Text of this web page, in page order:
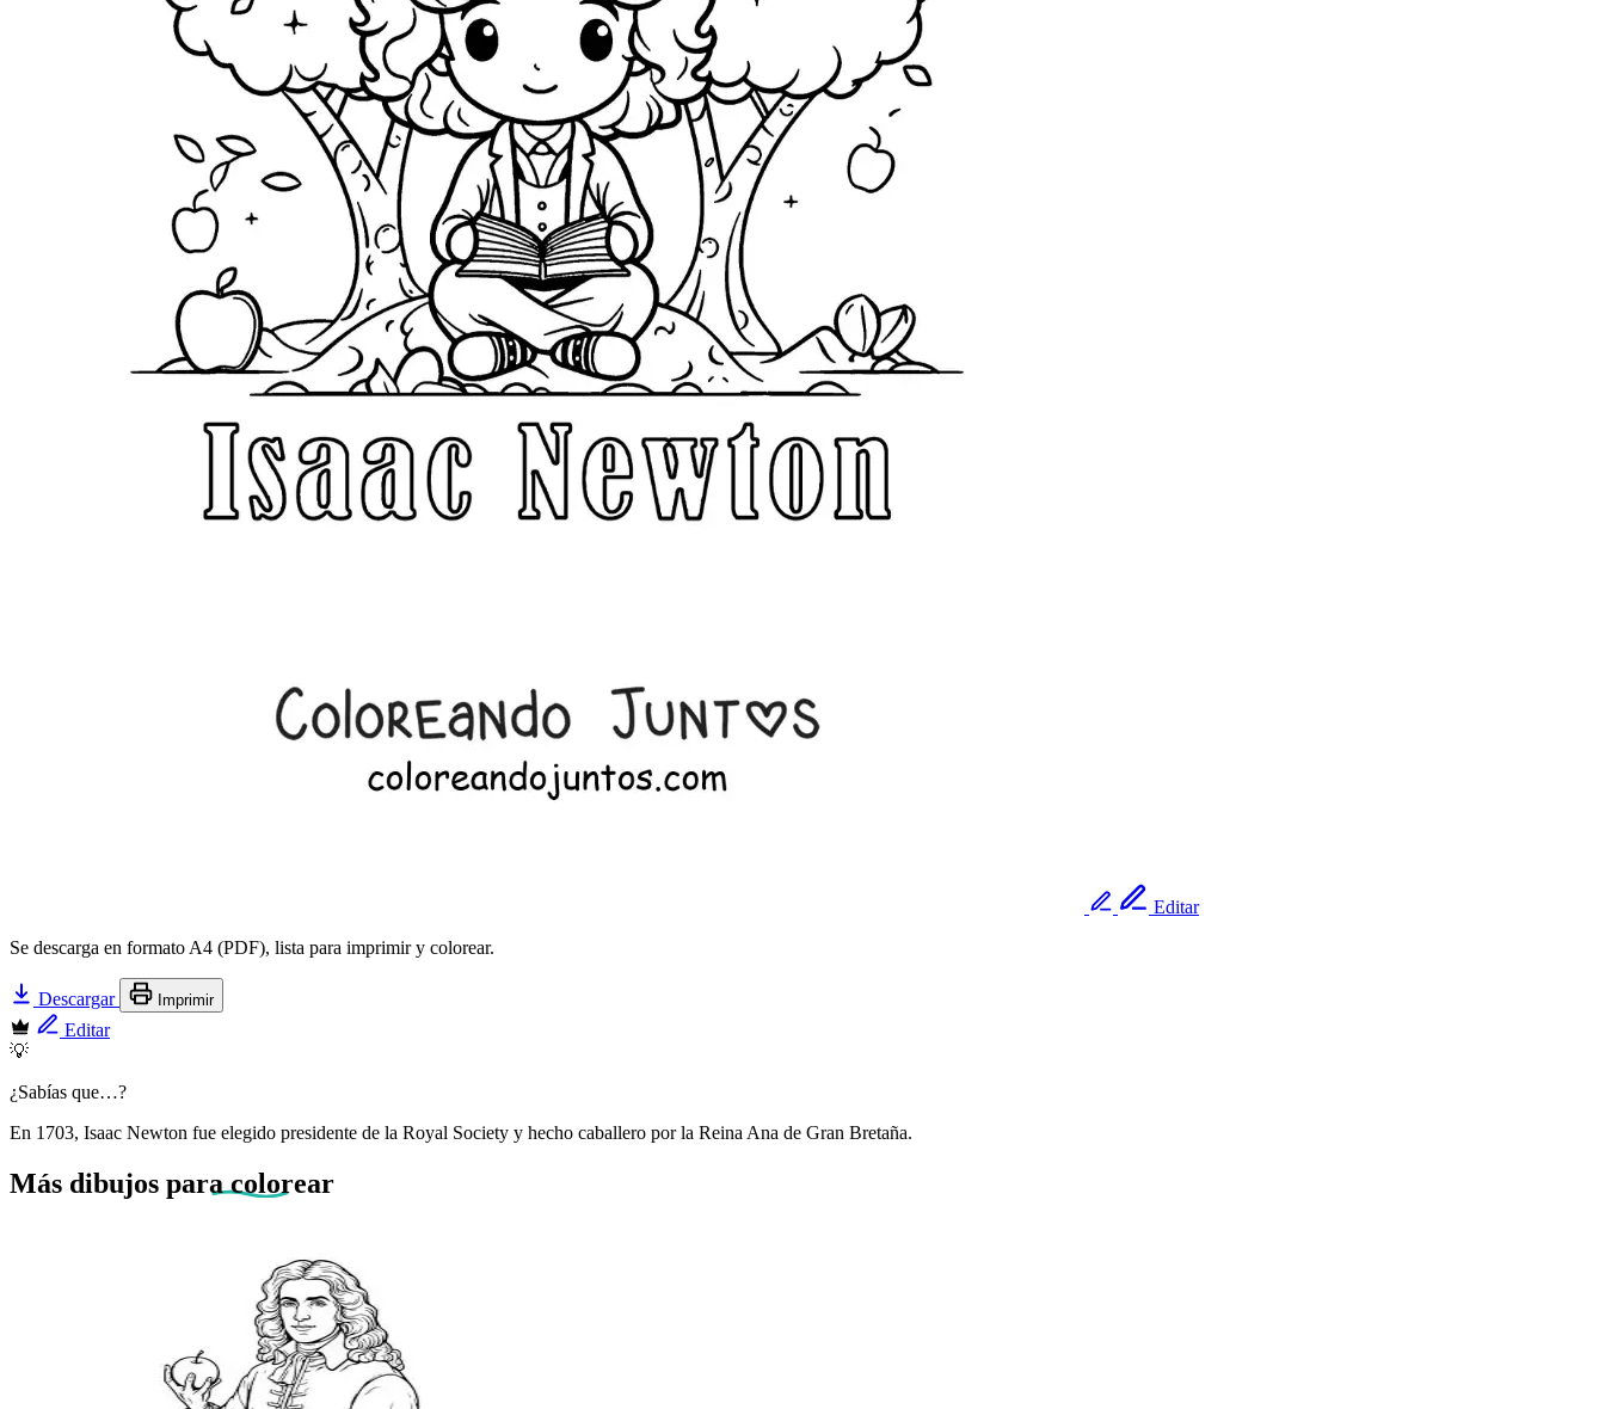
Editar
Se descarga en formato A4 (PDF), lista para imprimir y colorear.
Descargar Imprimir
Editar
💡
¿Sabías que…?
En 1703, Isaac Newton fue elegido presidente de la Royal Society y hecho caballero por la Reina Ana de Gran Bretaña.
Más dibujos para colorear